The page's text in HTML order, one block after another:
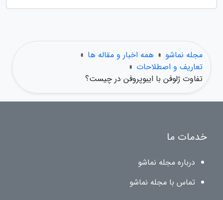
مجله نماشو » همه اخبار و مقاله ها »
تعاریف و اصطلاحات »
تفاوت ژلوفن با ایبوپروفن در چیست؟
خدمات ما
درباره مجله نماشو
تماس با مجله نماشو